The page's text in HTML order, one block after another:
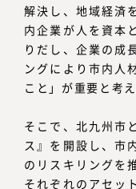
解決し、地域経済
内企業が人を資本
りだし、企業の成
ングにより市内人
こと」が重要と考
そこで、北九州市
ス』を開設し、市
のリスキリングを
それぞれのアセッ